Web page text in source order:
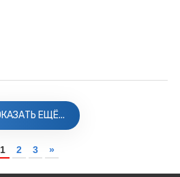
ЕЩЁ...
1 2 3 »